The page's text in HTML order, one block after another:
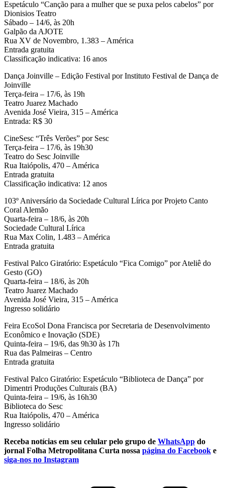
Espetáculo “Canção para a mulher que se puxa pelos cabelos” por
Dionisios Teatro
Sábado – 14/6, às 20h
Galpão da AJOTE
Rua XV de Novembro, 1.383 – América
Entrada gratuita
Classificação indicativa: 16 anos
Dança Joinville – Edição Festival por Instituto Festival de Dança de
Joinville
Terça-feira – 17/6, às 19h
Teatro Juarez Machado
Avenida José Vieira, 315 – América
Entrada: R$ 30
CineSesc “Três Verões” por Sesc
Terça-feira – 17/6, às 19h30
Teatro do Sesc Joinville
Rua Itaiópolis, 470 – América
Entrada gratuita
Classificação indicativa: 12 anos
103º Aniversário da Sociedade Cultural Lírica por Projeto Canto
Coral Alemão
Quarta-feira – 18/6, às 20h
Sociedade Cultural Lírica
Rua Max Colin, 1.483 – América
Entrada gratuita
Festival Palco Giratório: Espetáculo “Fica Comigo” por Ateliê do
Gesto (GO)
Quarta-feira – 18/6, às 20h
Teatro Juarez Machado
Avenida José Vieira, 315 – América
Ingresso solidário
Feira EcoSol Dona Francisca por Secretaria de Desenvolvimento
Econômico e Inovação (SDE)
Quinta-feira – 19/6, das 9h30 às 17h
Rua das Palmeiras – Centro
Entrada gratuita
Festival Palco Giratório: Espetáculo “Biblioteca de Dança” por
Dimentri Produções Culturais (BA)
Quinta-feira – 19/6, às 16h30
Biblioteca do Sesc
Rua Itaiópolis, 470 – América
Ingresso solidário
Receba notícias em seu celular pelo grupo de WhatsApp do
jornal Folha Metropolitana Curta nossa página do Facebook e
siga-nos no Instagram